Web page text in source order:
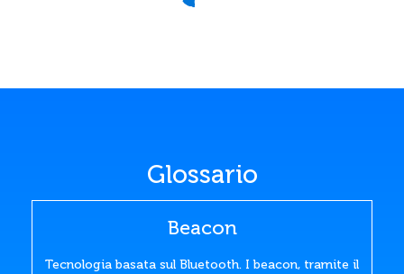
Glossario
Beacon
Tecnologia basata sul Bluetooth. I beacon, tramite il